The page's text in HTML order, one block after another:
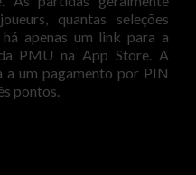
quantas seleções
apenas um link para a
PMU na App Store. A
a um pagamento por PIN
pontos.